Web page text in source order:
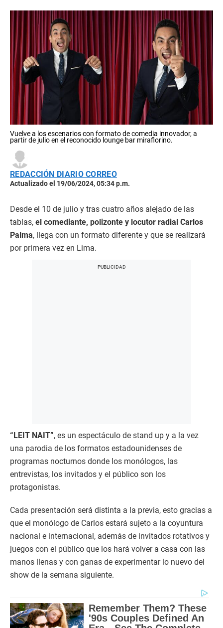
Vuelve a los escenarios con formato de comedia innovador, a
partir de julio en el reconocido lounge bar miraflorino.
REDACCIÓN DIARIO CORREO
Actualizado el 19/06/2024, 05:34 p.m.
Desde el 10 de julio y tras cuatro años alejado de las
tablas, el comediante, polizonte y locutor radial Carlos
Palma, llega con un formato diferente y que se realizará
por primera vez en Lima.
“LEIT NAIT”, es un espectáculo de stand up y a la vez
una parodia de los formatos estadounidenses de
programas nocturnos donde los monólogos, las
entrevistas, los invitados y el público son los
protagonistas.
Cada presentación será distinta a la previa, esto gracias a
que el monólogo de Carlos estará sujeto a la coyuntura
nacional e internacional, además de invitados rotativos y
juegos con el público que los hará volver a casa con las
manos llenas y con ganas de experimentar lo nuevo del
show de la semana siguiente.